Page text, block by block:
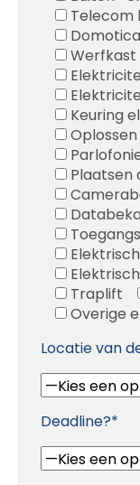
Telecom
Keuring
Plaatsen
Traplift
Overige
Locatie van
Deadline?*